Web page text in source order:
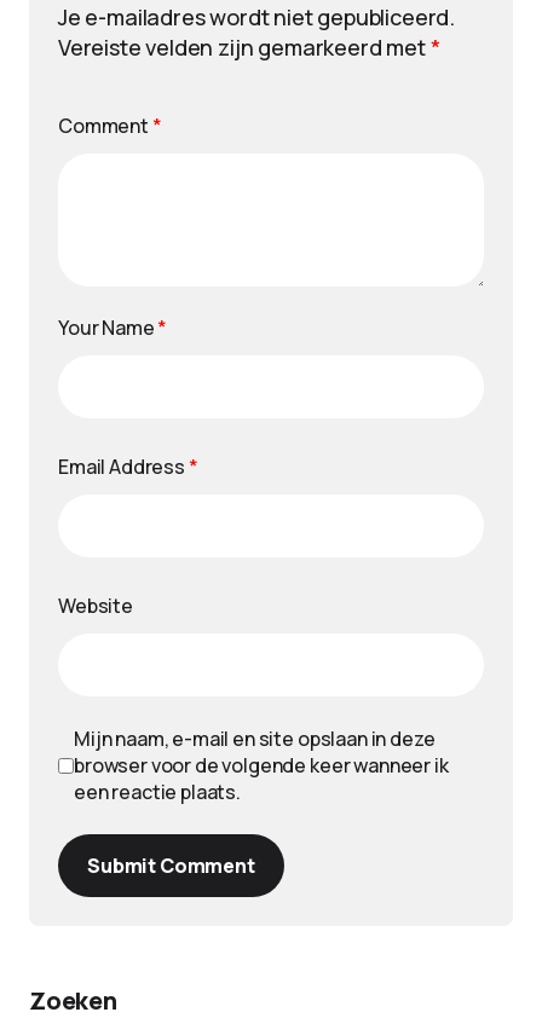
Je e-mailadres wordt niet gepubliceerd.
Vereiste velden zijn gemarkeerd met*
Comment *
Your Name*
Email Address *
Website
Mijn naam, e-mail en site opslaan in deze
browser voor de volgende keer wanneer ik
een reactie plaats.
Submit Comment
Zoeken